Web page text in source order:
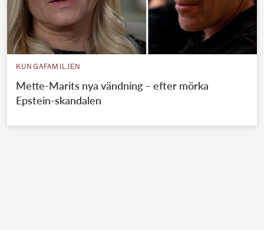
KUNGAFAMILJEN
Mette-Marits nya vändning – efter mörka
Epstein-skandalen